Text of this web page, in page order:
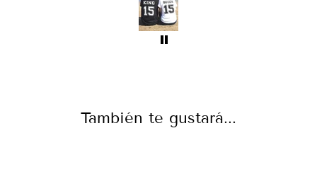
También te gustará...